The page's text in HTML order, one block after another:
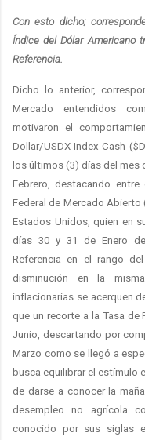
Con esto dicho;
Índice del Dólar Americano
Referencia.
Dicho lo anterior,
Mercado entendidos
motivaron el
Dollar/USDX-Index-Cash
los últimos (3) días del mes
Febrero, destacando
Federal de Mercado Abierto
Estados Unidos, quien en
días 30 y 31 de Enero
Referencia en el rango
disminución en la
inflacionarias se acerquen
que un recorte a la Tasa de
Junio, descartando por
Marzo como se llegó a
busca equilibrar el estímulo
de darse a conocer la
desempleo no agrícola
conocido por sus siglas